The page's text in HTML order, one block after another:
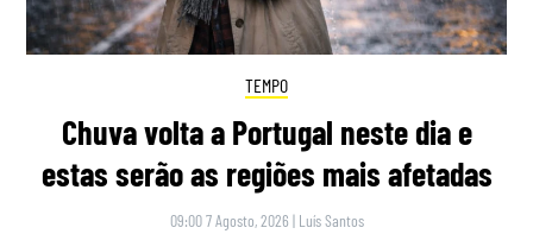
TEMPO
Chuva volta a Portugal neste dia e
estas serão as regiões mais afetadas
09:00 7 Agosto, 2026 | Luís Santos